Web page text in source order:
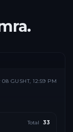
08 GUSHT, 12:59 PM
Total 33